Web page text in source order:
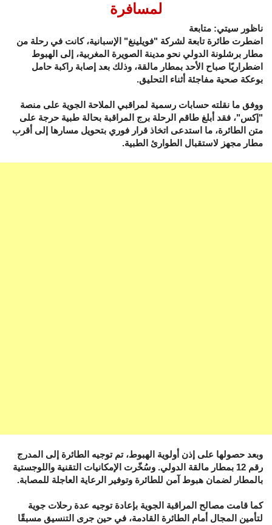
لمسافرة
ناظور سيتي: متابعة
اضطرت طائرة تابعة لشركة "فويلينغ" الإسبانية، كانت في رحلة من
مطار برشلونة الدولي نحو مدينة الصويرة المغربية، إلى الهبوط
اضطراريًا صباح الأحد بمطار مالقة، وذلك بعد إصابة راكبة حامل
بوعكة صحية مفاجئة أثناء التحليق.
ووفق ما نقلته حسابات رسمية لمراقبي الملاحة الجوية على منصة
"إكس"، فقد أبلغ طاقم الرحلة برج المراقبة بحالة طبية حرجة على
متن الطائرة، ما استدعى اتخاذ قرار فوري بتحويل مسارها إلى أقرب
مطار مجهز لاستقبال الطوارئ الطبية.
وبعد حصولها على إذن أولوية الهبوط، تم توجيه الطائرة إلى المدرج
رقم 12 بمطار مالقة الدولي. وسُخّرت الإمكانيات التقنية واللوجستية
بالمطار لضمان هبوط آمن للطائرة وتوفير الرعاية العاجلة للمصابة.
كما قامت مصالح المراقبة الجوية بإعادة توجيه عدة رحلات جوية
لتأمين المجال أمام الطائرة القادمة، في حين جرى التنسيق مسبقًا